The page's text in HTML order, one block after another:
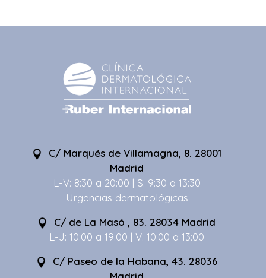
C/ Marqués de Villamagna, 8. 28001
Madrid
L-V: 8:30 a 20:00 | S: 9:30 a 13:30
Urgencias dermatológicas
C/ de La Masó , 83. 28034 Madrid
L-J: 10:00 a 19:00 | V: 10:00 a 13:00
C/ Paseo de la Habana, 43. 28036